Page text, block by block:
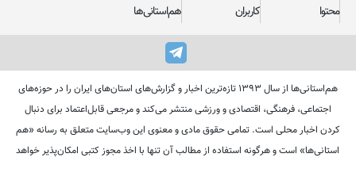
محتوا
کاربران
هم‌استانی‌ها
هم‌استانی‌ها از سال ۱۳۹۳ تازه‌ترین اخبار و گزارش‌های استان‌های ایران را در حوزه‌های
اجتماعی، فرهنگی، اقتصادی و ورزشی منتشر می‌کند و مرجعی قابل‌اعتماد برای دنبال
کردن اخبار محلی است. تمامی حقوق مادی و معنوی این وب‌سایت متعلق به رسانه «هم
استانی‌ها» است و هرگونه استفاده از مطالب آن تنها با اخذ مجوز کتبی امکان‌پذیر خواهد